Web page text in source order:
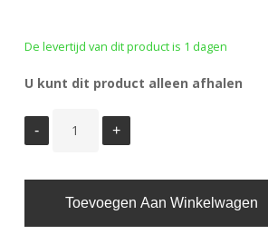
De levertijd van dit product is 1 dagen
U kunt dit product alleen afhalen
Toevoegen Aan Winkelwagen